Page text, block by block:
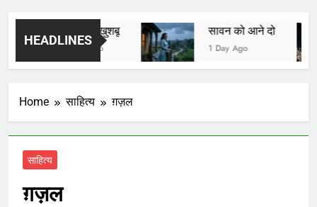
HEADLINES
यादों की खुशबू
1 Day Ago
सावन को आने दो
1 Day Ago
Home साहित्य ग़ज़ल
साहित्य
ग़ज़ल